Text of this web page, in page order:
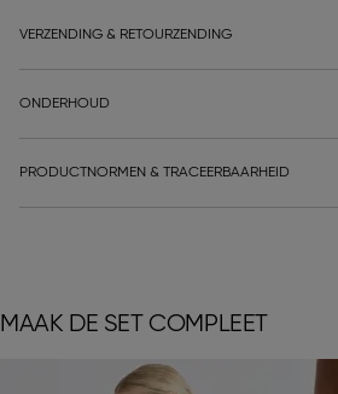
VERZENDING & RETOURZENDING
ONDERHOUD
PRODUCTNORMEN & TRACEERBAARHEID
MAAK DE SET COMPLEET